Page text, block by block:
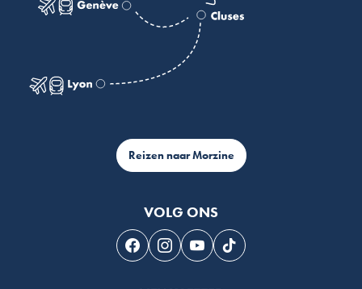
Reizen naar Morzine
VOLG ONS
Volg ons op Facebook
Volg ons op Instagram
Volg ons op Youtube
Volg ons op Tiktok